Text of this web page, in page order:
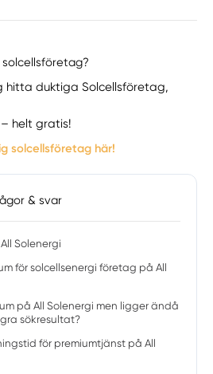
hitta duktiga Solcellsföretag,
helt gratis!
solcellsföretag här!
& svar
Solenergi
för solcellsenergi företag på All
på All Solenergi men ligger ändå
sökresultat?
för premiumtjänst på All